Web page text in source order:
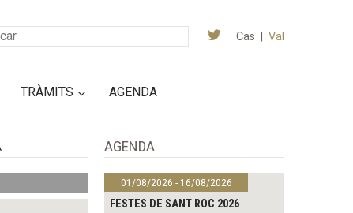
Cas Val
TRÀMITS AGENDA
AGENDA
01/08/2026 - 16/08/2026
FESTES DE SANT ROC 2026